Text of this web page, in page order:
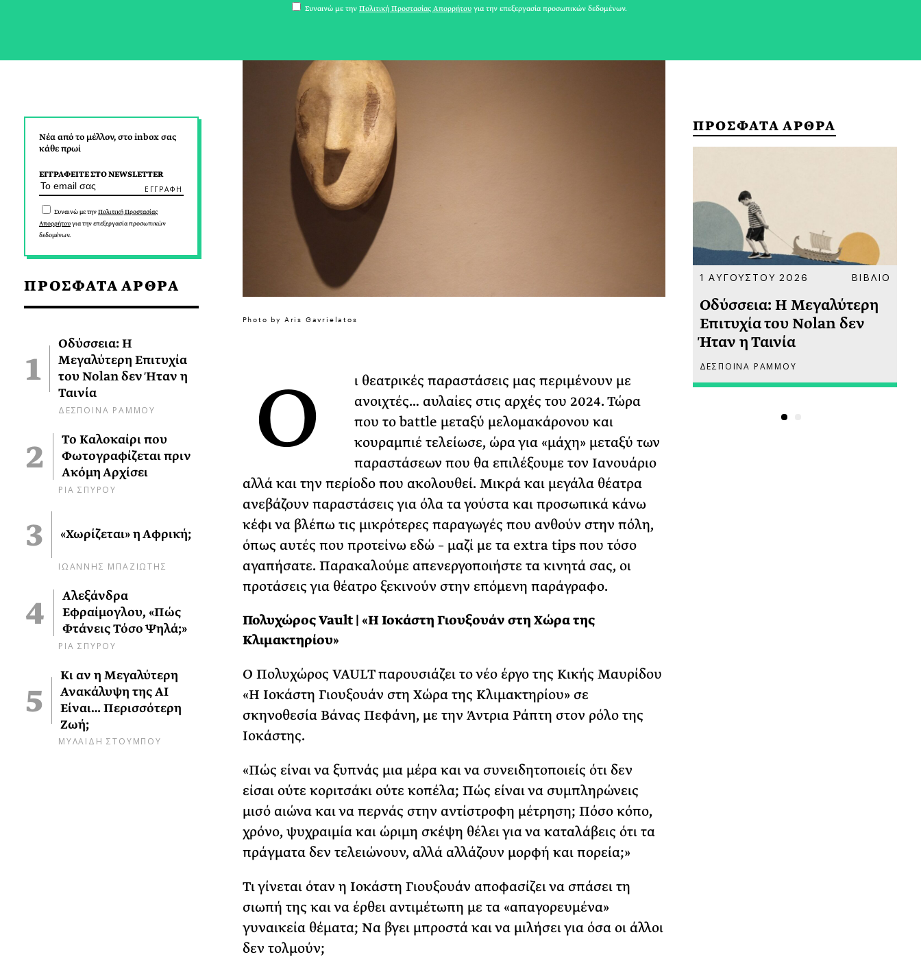
Νέα από το μέλλον, στο inbox σας
κάθε πρωί
ΕΓΓΡΑΦΕΙΤΕ ΣΤΟ NEWSLETTER
Συναινώ με τηνΠολιτική Προστασίας
Απορρήτουγια την επεξεργασία προσωπικών
δεδομένων.
ΠΡΟΣΦΑΤΑ ΑΡΘΡΑ
Οδύσσεια: Η
Μεγαλύτερη Επιτυχία
του Nolan δεν Ήταν η
Ταινία
ΔΕΣΠΟΙΝΑ ΡΑΜΜΟΥ
Το Καλοκαίρι που
Φωτογραφίζεται πριν
Ακόμη Αρχίσει
ΡΙΑ ΣΠΥΡΟΥ
«Χωρίζεται» η Αφρική;
ΙΩΑΝΝΗΣ ΜΠΑΖΙΩΤΗΣ
Αλεξάνδρα
Εφραίμογλου, «Πώς
Φτάνεις Τόσο Ψηλά;»
ΡΙΑ ΣΠΥΡΟΥ
Κι αν η Μεγαλύτερη
Ανακάλυψη της AI
Είναι… Περισσότερη
Ζωή;
ΜΥΛΑΙΔΗ ΣΤΟΥΜΠΟΥ
Photo by Aris Gavrielatos
Ο
ι θεατρικές παραστάσεις μας περιμένουν με
ανοιχτές… αυλαίες στις αρχές του 2024. Τώρα
που το battle μεταξύ μελομακάρονου και
κουραμπιέ τελείωσε, ώρα για «μάχη» μεταξύ των
παραστάσεων που θα επιλέξουμε τον Ιανουάριο
αλλά και την περίοδο που ακολουθεί. Μικρά και μεγάλα θέατρα
ανεβάζουν παραστάσεις για όλα τα γούστα και προσωπικά κάνω
κέφι να βλέπω τις μικρότερες παραγωγές που ανθούν στην πόλη,
όπως αυτές που προτείνω εδώ – μαζί με τα extra tips που τόσο
αγαπήσατε. Παρακαλούμε απενεργοποιήστε τα κινητά σας, οι
προτάσεις για θέατρο ξεκινούν στην επόμενη παράγραφο.
Πολυχώρος Vault | «Η Ιοκάστη Γιουξουάν στη Xώρα της
Κλιμακτηρίου»
Ο Πολυχώρος VAULT παρουσιάζει το νέο έργο της Κικής Μαυρίδου
«Η Ιοκάστη Γιουξουάν στη Xώρα της Κλιμακτηρίου» σε
σκηνοθεσία Βάνας Πεφάνη, με την Άντρια Ράπτη στον ρόλο της
Ιοκάστης.
«Πώς είναι να ξυπνάς μια μέρα και να συνειδητοποιείς ότι δεν
είσαι ούτε κοριτσάκι ούτε κοπέλα; Πώς είναι να συμπληρώνεις
μισό αιώνα και να περνάς στην αντίστροφη μέτρηση; Πόσο κόπο,
χρόνο, ψυχραιμία και ώριμη σκέψη θέλει για να καταλάβεις ότι τα
πράγματα δεν τελειώνουν, αλλά αλλάζουν μορφή και πορεία;»
Τι γίνεται όταν η Ιοκάστη Γιουξουάν αποφασίζει να σπάσει τη
σιωπή της και να έρθει αντιμέτωπη με τα «απαγορευμένα»
γυναικεία θέματα; Να βγει μπροστά και να μιλήσει για όσα οι άλλοι
δεν τολμούν;
ΠΡΟΣΦΑΤΑ ΑΡΘΡΑ
1 ΑΥΓΟΥΣΤΟΥ 2026 ΒΙΒΛΙΟ
Οδύσσεια: Η Μεγαλύτερη
Επιτυχία του Nolan δεν
Ήταν η Ταινία
ΔΕΣΠΟΙΝΑ ΡΑΜΜΟΥ
Συναινώ με την Πολιτική Προστασίας Απορρήτου για την επεξεργασία προσωπικών δεδομένων.